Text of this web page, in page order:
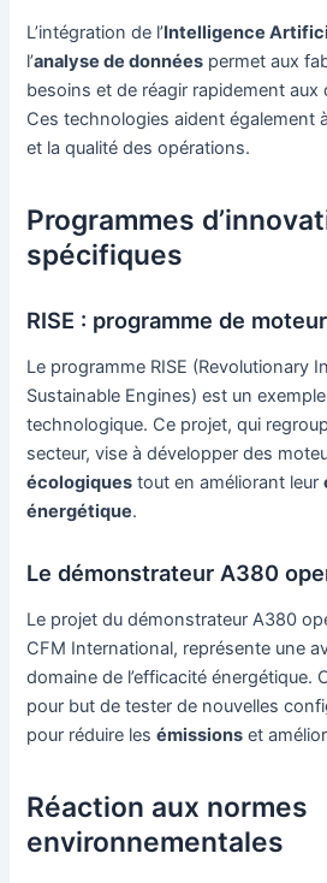
L’intégration de l’Intelligence
l’analyse de données permet aux
besoins et de réagir rapidement aux
Ces technologies aident également
et la qualité des opérations.
Programmes
spécifiques
RISE : programme de
Le programme RISE (Revolutionary
Sustainable Engines) est un
technologique. Ce projet, qui
secteur, vise à développer des
écologiques tout en améliorant leur
énergétique.
Le démonstrateur A380
Le projet du démonstrateur A380
CFM International, représente une
domaine de l’efficacité énergétique.
pour but de tester de nouvelles
pour réduire lesémissions et
Réaction aux normes
environnementales